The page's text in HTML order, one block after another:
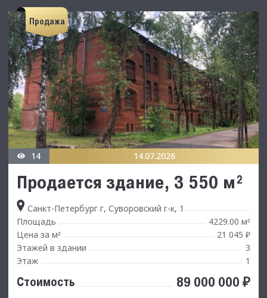
Продажа
14 14.07.2026
Продается здание, 3 550 м²
Санкт-Петербург г, Суворовский г-к, 1
Площадь
4229.00 м²
Цена за м²
21 045 ₽
Этажей в здании
3
Этаж
1
Стоимость 89 000 000 ₽